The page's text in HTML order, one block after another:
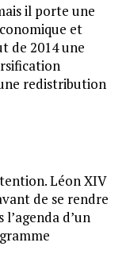
il porte une
et
de 2014 une
redistribution
Léon XIV
de se rendre
d’un